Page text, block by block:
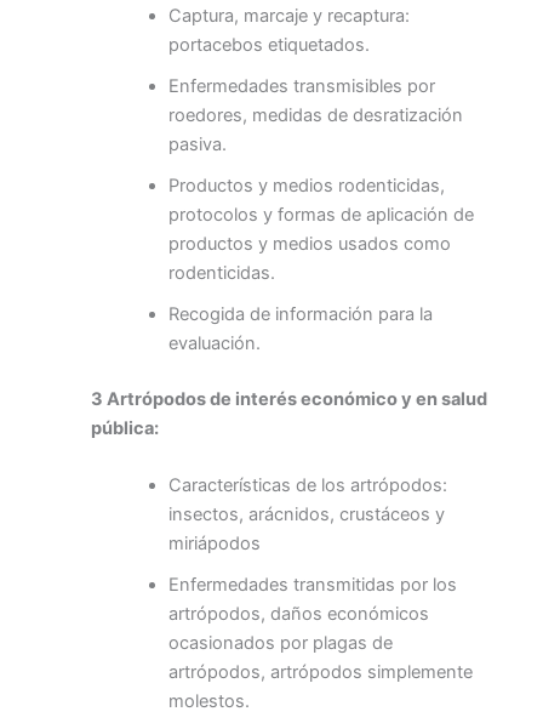
Captura, marcaje y recaptura:
portacebos etiquetados.
Enfermedades transmisibles por
roedores, medidas de desratización
pasiva.
Productos y medios rodenticidas,
protocolos y formas de aplicación de
productos y medios usados como
rodenticidas.
Recogida de información para la
evaluación.
3 Artrópodos de interés económico y en salud
pública:
Características de los artrópodos:
insectos, arácnidos, crustáceos y
miriápodos
Enfermedades transmitidas por los
artrópodos, daños económicos
ocasionados por plagas de
artrópodos, artrópodos simplemente
molestos.